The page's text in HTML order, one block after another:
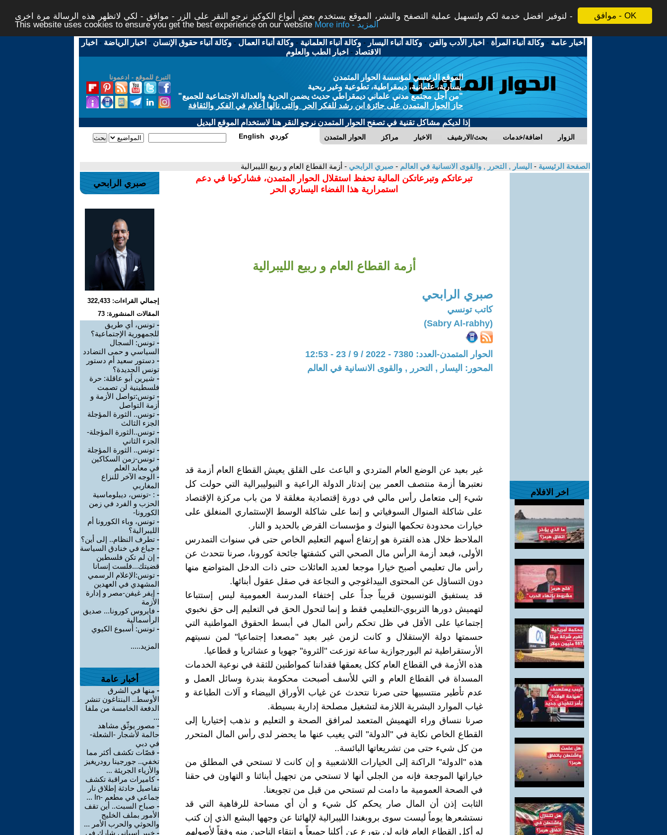
موافق - OK
لتوفير افضل خدمة لكم ولتسهيل عملية التصفح والنشر، الموقع يستخدم بعض أنواع الكوكيز نرجو النقر على الزر - موافق - لكي لاتظهر هذه الرسالة مرة اخرى -
This website uses cookies to ensure you get the best experience on our website
More info - المزيد
أخبار عامة -وكالة أنباء المرأة - اخبار الأدب والفن -وكالة أنباء اليسار -وكالة أنباء العلمانية -وكالة أنباء العمال -وكالة أنباء حقوق الإنسان - اخبار الرياضة - اخبار
الاقتصاد - اخبار الطب والعلوم
التبرع للموقع - ادعمونا
الموقع الرئيسي لمؤسسة الحوار المتمدن
يسارية، علمانية، ديمقراطية، تطوعية وغير ربحية
"من أجل مجتمع مدني علماني ديمقراطي حديث يضمن الحرية والعدالة الاجتماعية للجميع"
حاز الحوار المتمدن على جائزة ابن رشد للفكر الحر والتى نالها أعلام في الفكر والثقافة
إذا لديكم مشاكل تقنية في تصفح الحوار المتمدن نرجو النقر هنا لاستخدام الموقع البديل
الحوار المتمدن مراكز الاخبار بحث/الارشيف اضافة/خدمات الزوار English كوردي
الصفحة الرئيسية - اليسار , التحرر , والقوى الانسانية في العالم - صبري الرابحي - أزمة القطاع العام و ربيع الليبرالية
اخر الافلام
تبرعاتكم وتبرعاتكن المالية تحفظ استقلال الحوار المتمدن، فشاركونا في دعم
استمرارية هذا الفضاء اليساري الحر
أزمة القطاع العام و ربيع الليبرالية
صبري الرابحي
كاتب تونسي
(Sabry Al-rabhy)
الحوار المتمدن-العدد: 7380 - 2022 / 9 / 23 - 12:53
المحور: اليسار , التحرر , والقوى الانسانية في العالم
غير بعيد عن الوضع العام المتردي و الباعث على القلق يعيش القطاع العام أزمة قد
نعتبرها أزمة منتصف العمر بين إندثار الدولة الراعية و النيوليبرالية التي حولت كل
شيء إلى متعامل رأس مالي في دورة إقتصادية مغلقة لا من باب مركزة الإقتصاد
على شاكلة المنوال السوفياتي و إنما على شاكلة الوسط الإستثماري المنغلق على
خيارات محدودة تحكمها البنوك و مؤسسات القرض بالحديد و النار.
الملاحظ خلال هذه الفترة هو إرتفاع أسهم التعليم الخاص حتى في سنوات التمدرس
الأولى، فبعد أزمة الرأس مال الصحي التي كشفتها جائحة كورونا، صرنا نتحدث عن
رأس مال تعليمي أصبح خيارا موجعا لعديد العائلات حتى ذات الدخل المتواضع منها
دون التساؤل عن المحتوى البيداغوجي و النجاعة في صقل عقول أبنائها.
قد يستفيق التونسيون قريباً جداً على إختفاء المدرسة العمومية ليس إستتباعا
لتهميش دورها التربوي-التعليمي فقط و إنما لتحول الحق في التعليم إلى حق نخبوي
إجتماعيا على الأقل في ظل تحكم رأس المال في أبسط الحقوق المواطنية التي
حسمتها دولة الإستقلال و كانت لزمن غير بعيد "مصعدا إجتماعيا" لمن نسيتهم
الأرستقراطية ثم البورجوازية ساعة توزعت "الثروة" جهويا و عشائريا و قطاعيا.
هذه الأزمة في القطاع العام ككل يعمقها فقداننا كمواطنين للثقة في نوعية الخدمات
المسداة في القطاع العام و التي للأسف أصبحت محكومة بندرة وسائل العمل و
عدم تأطير منتسبيها حتى صرنا نتحدث عن غياب الأوراق البيضاء و آلات الطباعة و
غياب الموارد البشرية اللازمة لتشغيل مصلحة إدارية بسيطة.
صرنا ننساق وراء التهميش المتعمد لمرافق الصحة و التعليم و نذهب إختياريا إلى
القطاع الخاص نكاية في "الدولة" التي يغيب عنها ما يحضر لدى رأس المال المتحرر
من كل شيء حتى من تشريعاتها البائسة..
هذه "الدولة" الراكنة إلى الخيارات اللاشعبية و إن كانت لا تستحي في المطلق من
خياراتها الموجعة فإنه من الجلي أنها لا تستحي من تجهيل أبنائنا و التهاون في حقنا
في الصحة العمومية ما دامت لم تستحي من قبل من تجويعنا.
الثابت إذن أن المال صار يحكم كل شيء و أن أي مساحة للرفاهية التي قد
نستشعرها يوماً ليست سوى بروبغندا الليبرالية لإلهائنا عن وجهها البشع الذي إن كتب
له أكل القطاع العام فإنه لن يتورع عن أكلنا جميعاً و إنتقاء الناجين منه وفقاً لأصولهم
صبري الرابحي
إجمالي القراءات: 322,433
المقالات المنشورة: 73
- تونس، أي طريق
للجمهورية الإجتماعية؟
- تونس: السجال
السياسي و حمى التضادد
- دستور سعيد أم دستور
تونس الجديدة؟
- شيرين أبو عاقلة: حرة
فلسطينية لن تصمت
- تونس:تواصل الأزمة و
أزمة التواصل
- تونس.. الثورة المؤجلة
الجزء الثالث
- تونس..الثورة المؤجلة-
الجزء الثاني
- تونس.. الثورة المؤجلة
- تونس-زمن السكاكين
في معابد العلم
- الوجه الآخر للنزاع
المغاربي
- : -تونس، ديبلوماسية
الحزب و الفرد في زمن
الكورونا-
- تونس، وباء الكورونا أم
الليبرالية؟
- تطرف النظام.. إلى أين؟
- جياع في خنادق السياسة
- إن لم تكن فلسطين
قضيتك...فلست إنسانا
- تونس:الإعلام الرسمي
المشهدي في العهدين
- إيفر غيفن-مصر و إدارة
الأزمة
- فايروس كورونا... صديق
الرأسمالية
- تونس: أسبوع الكيوي
المزيد.....
أخبار عامة
- منها في الشرق
الأوسط.. البنتاغون تنشر
الدفعة الخامسة من ملفا
...
- مصور يوثّق مشاهد
حالمة لأشجار -الشعلة-
في دبي
- قصّات تكشف أكثر مما
تخفي.. جورجينا رودريغيز
والأزياء الجريئة ...
-كاميرات مراقبة تكشف
تفاصيل حادثة إطلاق نار
جماعي في مطعم -In ...
- صباح السبت.. أين تقف
الأمور بملف الخليج
والحوثي والحرب الأمر ...
- خبير إسباني شارك في